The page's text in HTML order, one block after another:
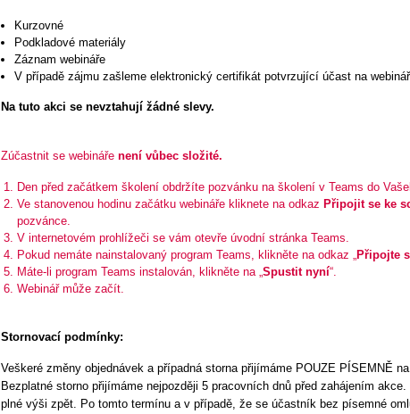
Kurzovné
Podkladové materiály
Záznam webináře
V případě zájmu zašleme elektronický certifikát potvrzující účast na
Na tuto akci se nevztahují žádné slevy.
Zúčastnit se webináře není vůbec složité.
Den před začátkem školení obdržíte pozvánku na školení v Teams do
Ve stanovenou hodinu začátku webináře kliknete na odkaz Připojit se ke
pozvánce.
V internetovém prohlížeči se vám otevře úvodní stránka Teams.
Pokud nemáte nainstalovaný program Teams, klikněte na odkaz „Připojte
Máte-li program Teams instalován, klikněte na „Spustit nyní“.
Webinář může začít.
Stornovací podmínky:
Veškeré změny objednávek a případná storna přijímáme POUZE PÍSEMNĚ
Bezplatné storno přijímáme nejpozději 5 pracovních dnů před zahájením
plné výši zpět. Po tomto termínu a v případě, že se účastník bez písemné